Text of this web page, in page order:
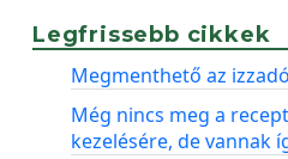
Legfrissebb cikkek
Megmenthető az
Még nincs meg a
kezelésére, de vannak